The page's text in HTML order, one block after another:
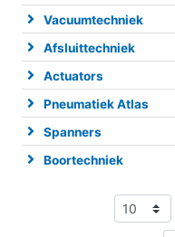
Vacuumtechniek
Afsluittechniek
Actuators
Pneumatiek Atlas
Spanners
Boortechniek